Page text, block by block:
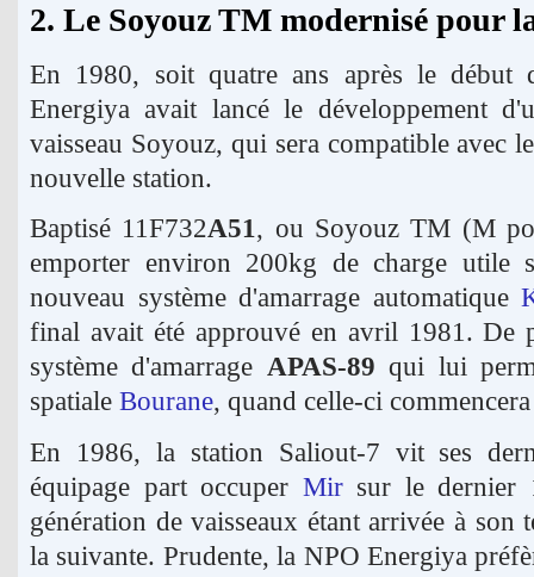
2. Le Soyouz TM modernisé pour
En 1980, soit quatre ans après le début
Energiya avait lancé le développement
vaisseau Soyouz, qui sera compatible avec
nouvelle station.
Baptisé 11F732A51, ou Soyouz TM (M
emporter environ 200kg de charge utile
nouveau système d'amarrage automatique
final avait été approuvé en avril 1981. De
système d'amarrage APAS-89 qui lui
spatiale Bourane, quand celle-ci
En 1986, la station Saliout-7 vit ses
équipage part occuper Mirsur le dernier
génération de vaisseaux étant arrivée à son
la suivante. Prudente, la NPO Energiya